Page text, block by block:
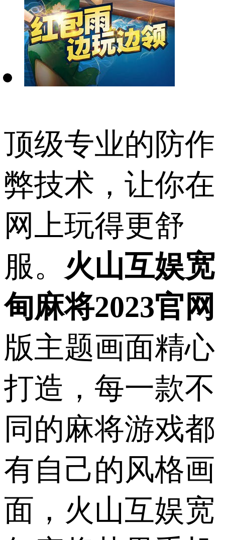
顶级专业的防作
弊技术，让你在
网上玩得更舒
服。 火山互娱宽
甸麻将2023官网
版主题画面精心
打造，每一款不
同的麻将游戏都
有自己的风格画
面，火山互娱宽